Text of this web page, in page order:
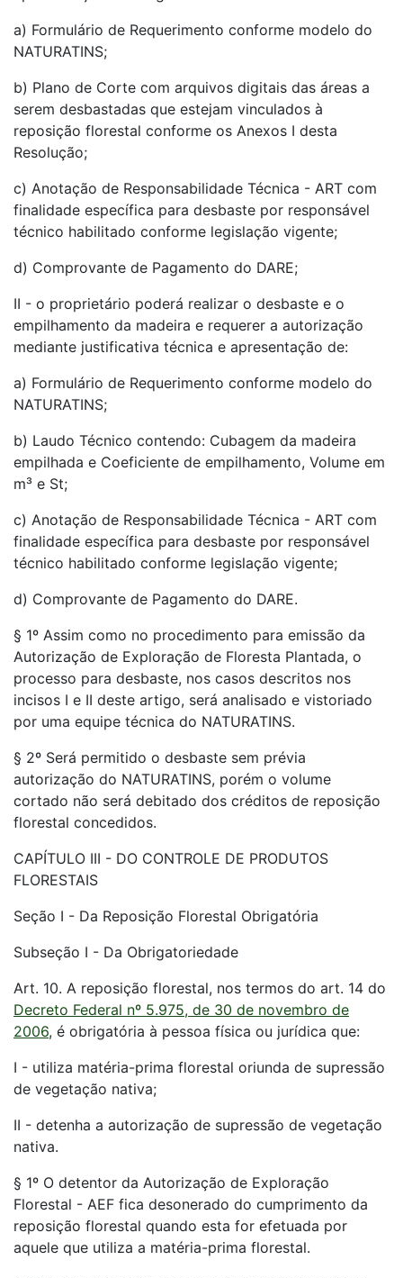
a) Formulário de Requerimento conforme modelo do
NATURATINS;
b) Plano de Corte com arquivos digitais das áreas a
serem desbastadas que estejam vinculados à
reposição florestal conforme os Anexos I desta
Resolução;
c) Anotação de Responsabilidade Técnica - ART com
finalidade específica para desbaste por responsável
técnico habilitado conforme legislação vigente;
d) Comprovante de Pagamento do DARE;
II - o proprietário poderá realizar o desbaste e o
empilhamento da madeira e requerer a autorização
mediante justificativa técnica e apresentação de:
a) Formulário de Requerimento conforme modelo do
NATURATINS;
b) Laudo Técnico contendo: Cubagem da madeira
empilhada e Coeficiente de empilhamento, Volume em
m³ e St;
c) Anotação de Responsabilidade Técnica - ART com
finalidade específica para desbaste por responsável
técnico habilitado conforme legislação vigente;
d) Comprovante de Pagamento do DARE.
§ 1º Assim como no procedimento para emissão da
Autorização de Exploração de Floresta Plantada, o
processo para desbaste, nos casos descritos nos
incisos I e II deste artigo, será analisado e vistoriado
por uma equipe técnica do NATURATINS.
§ 2º Será permitido o desbaste sem prévia
autorização do NATURATINS, porém o volume
cortado não será debitado dos créditos de reposição
florestal concedidos.
CAPÍTULO III - DO CONTROLE DE PRODUTOS
FLORESTAIS
Seção I - Da Reposição Florestal Obrigatória
Subseção I - Da Obrigatoriedade
Art. 10. A reposição florestal, nos termos do art. 14 do
Decreto Federal nº 5.975, de 30 de novembro de
2006, é obrigatória à pessoa física ou jurídica que:
I - utiliza matéria-prima florestal oriunda de supressão
de vegetação nativa;
II - detenha a autorização de supressão de vegetação
nativa.
§ 1º O detentor da Autorização de Exploração
Florestal - AEF fica desonerado do cumprimento da
reposição florestal quando esta for efetuada por
aquele que utiliza a matéria-prima florestal.